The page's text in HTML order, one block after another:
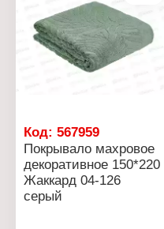
Плотность ткани: 115 г/
кв.м
Код: 567959
Покрывало махровое
декоративное 150*220
Жаккард 04-126
серый